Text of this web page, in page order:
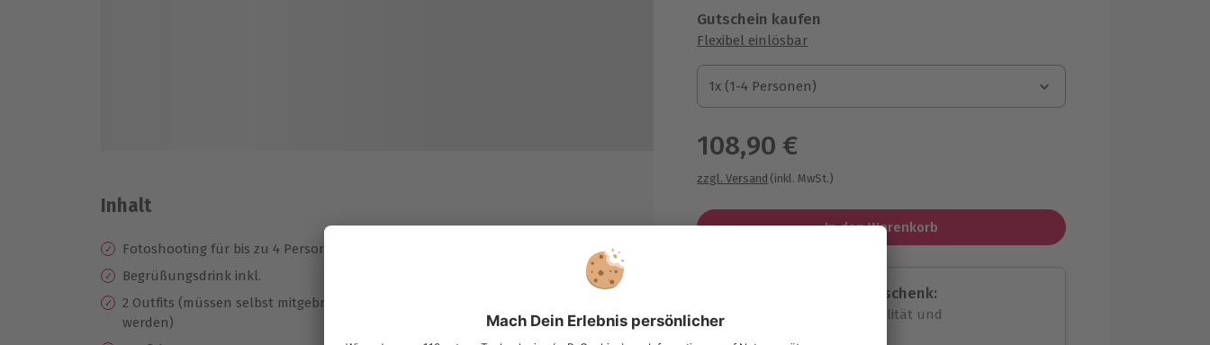
Gutschein kaufen
Flexibel einlösbar
1x (1-4 Personen)
1x (1-4 Personen)
1x (1-4 Personen)
108,90 €
zzgl. Versand (inkl. MwSt.)
In den Warenkorb
Immer das passende Geschenk:
Große Auswahl, volle Flexibilität und
maximale Sicherheit
Inhalt
Fotoshooting für bis zu 4 Personen
Begrüßungsdrink inkl.
2 Outfits (müssen selbst mitgebracht
werden)